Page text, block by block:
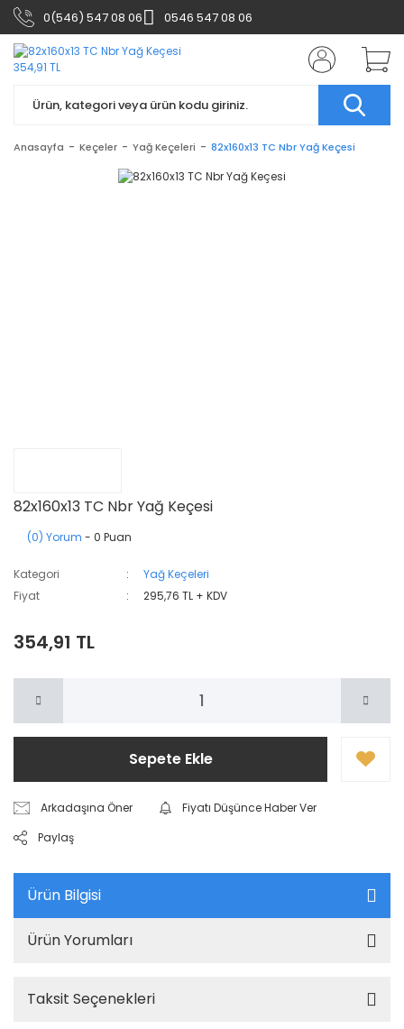
0(546) 547 08 06 0546 547 08 06
Anasayfa Keçeler Yağ Keçeleri 82x160x13 TC Nbr Yağ Keçesi
82x160x13 TC Nbr Yağ Keçesi
(0) Yorum - 0 Puan
Kategori
Yağ Keçeleri
Fiyat
295,76 TL + KDV
354,91 TL
Sepete Ekle
Arkadaşına Öner
Fiyatı Düşünce Haber Ver
Paylaş
Ürün Bilgisi
Ürün Yorumları
Taksit Seçenekleri